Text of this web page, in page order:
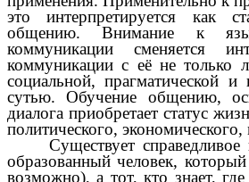
это интерпретируется как
общению. Внимание к
коммуникации сменяется
коммуникации с её не только
социальной, прагматической и
сутью. Обучение общению,
диалога приобретает статус
политического,
Существует
образованный человек,
возможно), а тот, кто знает,